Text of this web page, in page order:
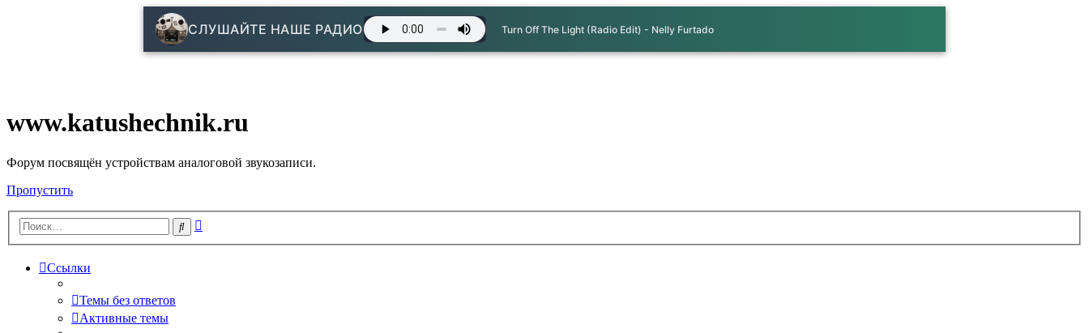
СЛУШАЙТЕ НАШЕ РАДИО Turn Off The Light (Radio Edit) - Nelly Furtado
www.katushechnik.ru
Форум посвящён устройствам аналоговой звукозаписи.
Пропустить
Поиск
Ссылки
Темы без ответов
Активные темы